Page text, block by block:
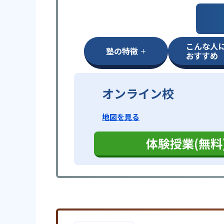
塾の特徴 こんな人
おすすめ
オンライン校
地図を見る
体験授業(無